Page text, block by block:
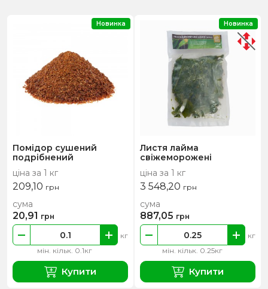
Помідор сушений
подрібнений
ціна за 1 кг
209,10 грн
мін. кільк. 0.1кг
кг
сума
20,91 грн
Купити
Новинка
Листя лайма
свіжеморожені
ціна за 1 кг
3 548,20 грн
мін. кільк. 0.25кг
кг
сума
887,05 грн
Купити
Новинка